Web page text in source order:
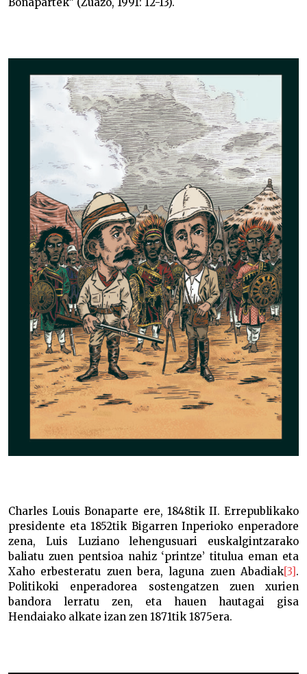
Bonapartek” (Zuazo, 1991: 12-13).
Charles Louis Bonaparte ere, 1848tik II. Errepublikako
presidente eta 1852tik Bigarren Inperioko enperadore
zena, Luis Luziano lehengusuari euskalgintzarako
baliatu zuen pentsioa nahiz ‘printze’ titulua eman eta
Xaho erbesteratu zuen bera, laguna zuen Abadiak[3].
Politikoki enperadorea sostengatzen zuen xurien
bandora lerratu zen, eta hauen hautagai gisa
Hendaiako alkate izan zen 1871tik 1875era.